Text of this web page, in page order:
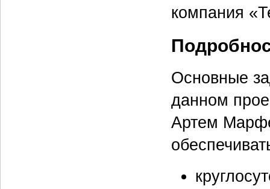
компания
Основные
данном
Артем